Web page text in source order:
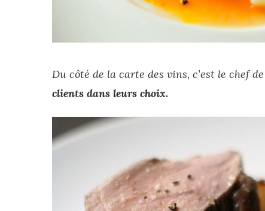
Du côté de la carte des vins, c’est le chef
clients dans leurs choix.